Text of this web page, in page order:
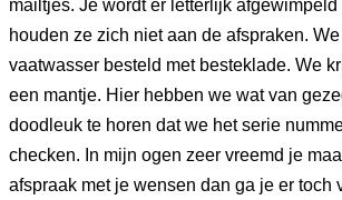
mailtjes. Je wordt er letterlijk
houden ze zich niet aan de afspraken.
vaatwasser besteld met besteklade. We
een mantje. Hier hebben we wat van
doodleuk te horen dat we het serie
checken. In mijn ogen zeer vreemd je
afspraak met je wensen dan ga je er toch